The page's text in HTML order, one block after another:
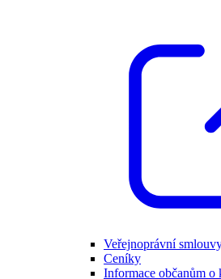
Veřejnoprávní
Ceníky
Informace občanům o